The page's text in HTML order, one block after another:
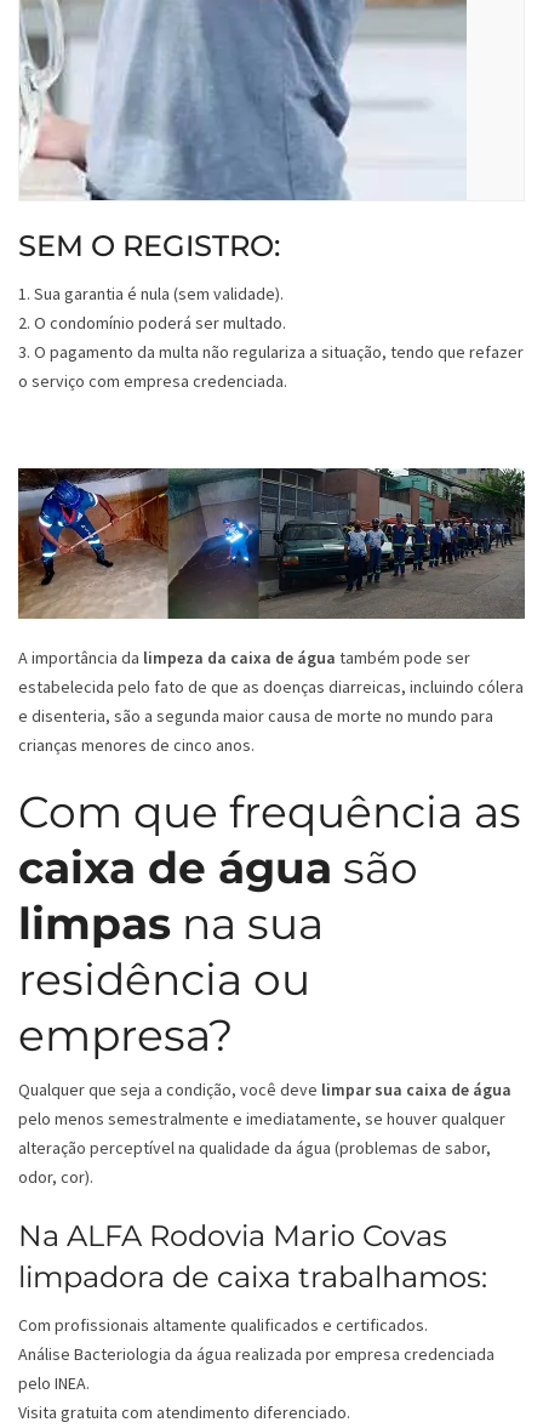
SEM O REGISTRO:
1. Sua garantia é nula (sem validade).
2. O condomínio poderá ser multado.
3. O pagamento da multa não regulariza a situação, tendo que refazer
o serviço com empresa credenciada.
A importância da limpeza da caixa de água também pode ser
estabelecida pelo fato de que as doenças diarreicas, incluindo cólera
e disenteria, são a segunda maior causa de morte no mundo para
crianças menores de cinco anos.
Com que frequência as
caixa de água são
limpas na sua
residência ou
empresa?
Qualquer que seja a condição, você deve limpar sua caixa de água
pelo menos semestralmente e imediatamente, se houver qualquer
alteração perceptível na qualidade da água (problemas de sabor,
odor, cor).
Na ALFA Rodovia Mario Covas
limpadora de caixa trabalhamos:
Com profissionais altamente qualificados e certificados.
Análise Bacteriologia da água realizada por empresa credenciada
pelo INEA.
Visita gratuita com atendimento diferenciado.